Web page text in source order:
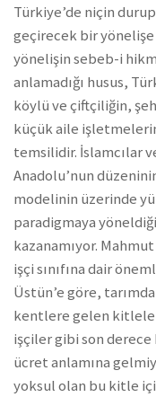
Türkiye’de niçin
geçirecek bir
yönelişin sebeb-i
anlamadığı husus,
köylü ve çiftçiliğin,
küçük aile
temsilidir. İslamcılar
Anadolu’nun
modelinin üzerinde
paradigmaya
kazanamıyor.
işçi sınıfına dair
Üstün’e göre,
kentlere gelen
işçiler gibi son derece
ücret anlamına
yoksul olan bu kitle